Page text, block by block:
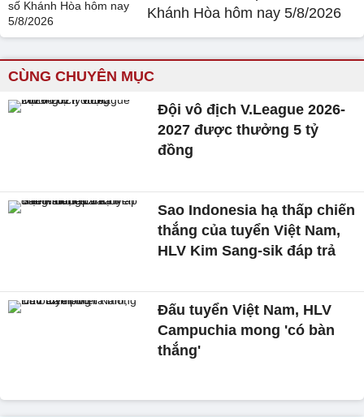
Khánh Hòa hôm nay 5/8/2026
CÙNG CHUYÊN MỤC
Đội vô địch V.League 2026-
2027 được thưởng 5 tỷ
đồng
Sao Indonesia hạ thấp chiến
thắng của tuyển Việt Nam,
HLV Kim Sang-sik đáp trả
Đấu tuyển Việt Nam, HLV
Campuchia mong 'có bàn
thắng'